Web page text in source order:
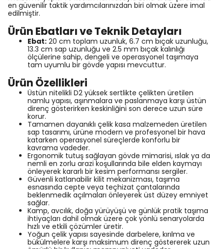
en güvenilir taktik yardımcılarınızdan biri olmak üzere imal
edilmiştir.
Ürün Ebatları ve Teknik Detayları
Ebat: 20 cm toplam uzunluk, 6.7 cm bıçak uzunluğu,
13.3 cm sap uzunluğu ve 2.5 mm bıçak kalınlığı
ölçülerine sahip, dengeli ve operasyonel taşımaya
tam uyumlu bir gövde yapısı mevcuttur.
Ürün Özellikleri
Üstün nitelikli D2 yüksek sertlikte çelikten üretilen
namlu yapısı, aşınmalara ve paslanmaya karşı üstün
direnç gösterirken keskinliğini son derece uzun süre
korur.
Tamamen dayanıklı çelik kasa malzemeden üretilen
sap tasarımı, ürüne modern ve profesyonel bir hava
katarken operasyonel süreçlerde konforlu bir
kavrama vadeder.
Ergonomik tutuş sağlayan gövde mimarisi, ıslak ya da
nemli en zorlu arazi koşullarında bile elden kaymayı
önleyerek kararlı bir kesim performansı sergiler.
Güvenli katlanabilir kilit mekanizması, taşıma
esnasında cepte veya teçhizat çantalarında
beklenmedik açılmaları önleyerek üst düzey emniyet
sağlar.
Kamp, avcılık, doğa yürüyüşü ve günlük pratik taşıma
ihtiyaçları dahil olmak üzere çok yönlü senaryolarda
hızlı ve etkili çözümler üretir.
Yoğun çelik yapısı sayesinde darbelere, kırılma ve
bükülmelere karşı maksimum direnç göstererek uzun